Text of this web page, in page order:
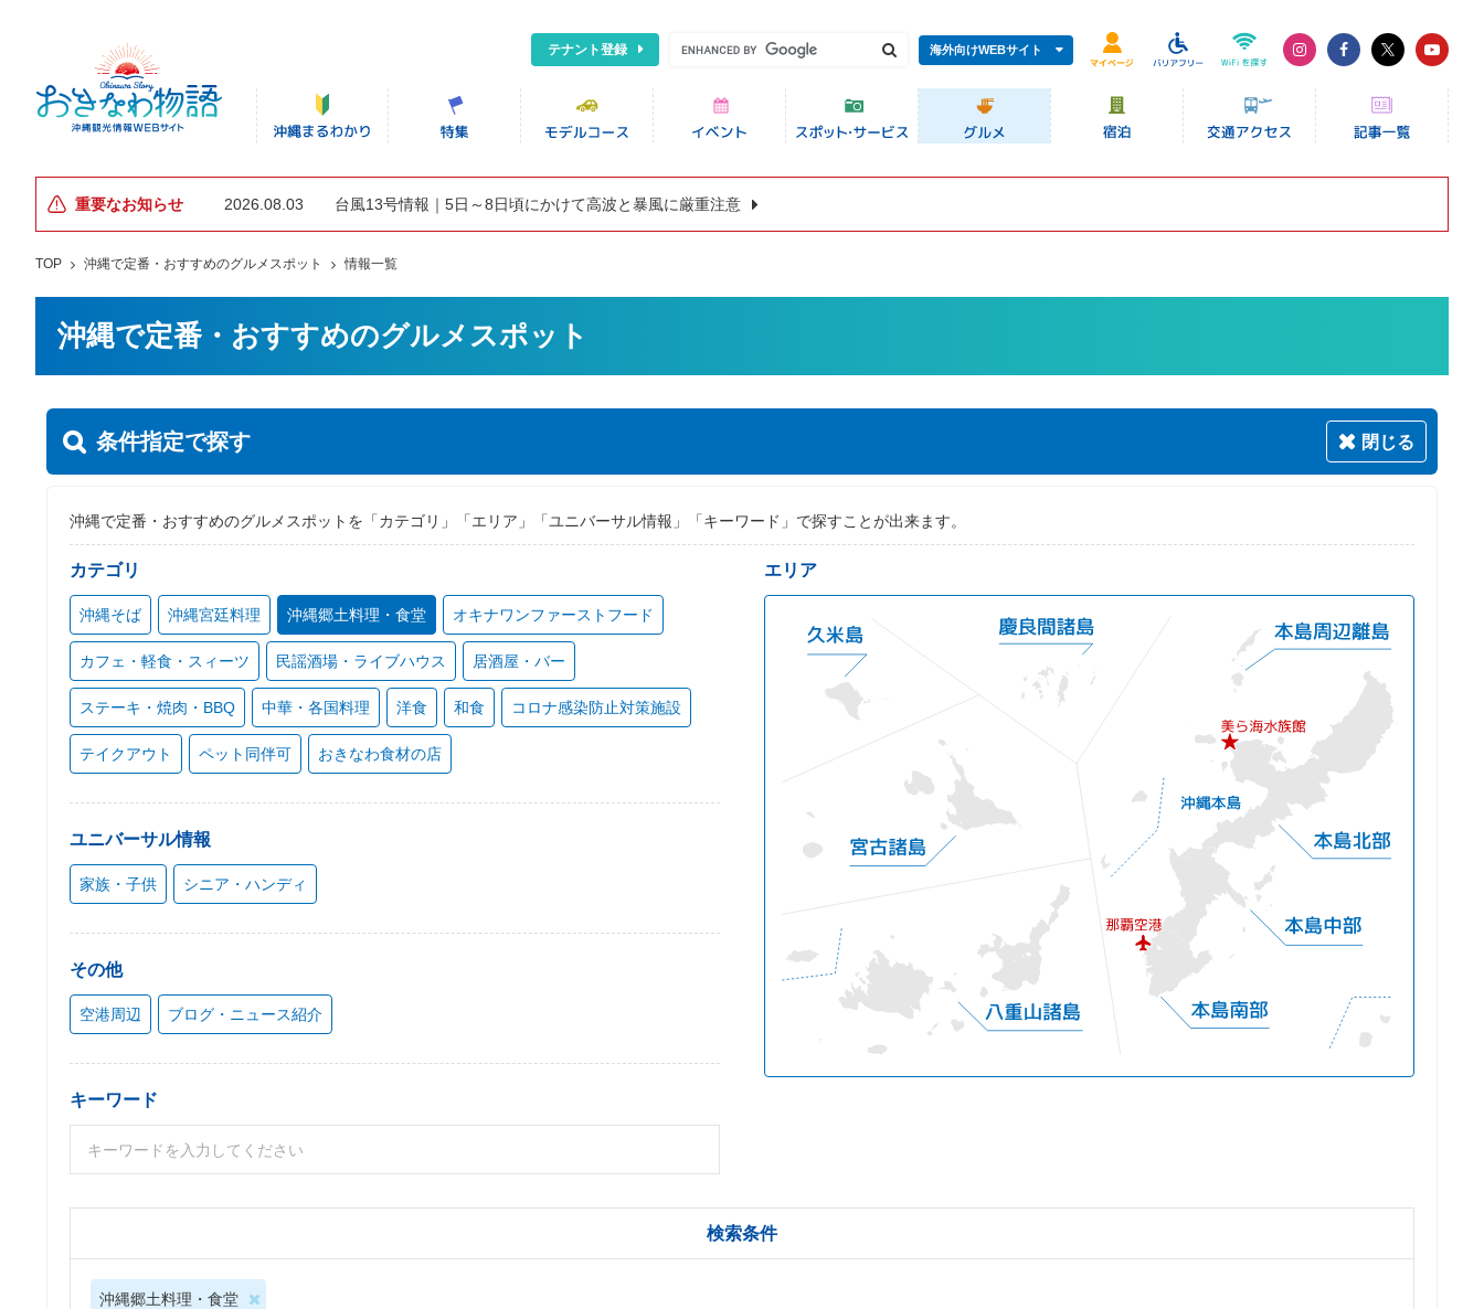
テナント登録 海外向けWEBサイト
重要なお知らせ 2026.08.03 台風13号情報｜5日～8日頃にかけて高波と暴風に厳重注意
TOP 沖縄で定番・おすすめのグルメスポット 情報一覧
沖縄で定番・おすすめのグルメスポット
条件指定で探す 閉じる
沖縄で定番・おすすめのグルメスポットを「カテゴリ」「エリア」「ユニバーサル情報」「キーワード」で探すことが出来ます。
カテゴリ
沖縄そば 沖縄宮廷料理 沖縄郷土料理・食堂 オキナワンファーストフード
カフェ・軽食・スィーツ 民謡酒場・ライブハウス 居酒屋・バー
ステーキ・焼肉・BBQ 中華・各国料理 洋食 和食 コロナ感染防止対策施設
テイクアウト ペット同伴可 おきなわ食材の店
ユニバーサル情報
家族・子供 シニア・ハンディ
その他
空港周辺 ブログ・ニュース紹介
キーワード
エリア
検索条件
沖縄郷土料理・食堂